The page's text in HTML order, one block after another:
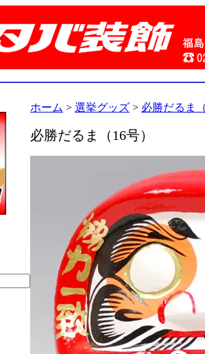
ホーム > 選挙グッズ > 必勝だるま
必勝だるま（16号）